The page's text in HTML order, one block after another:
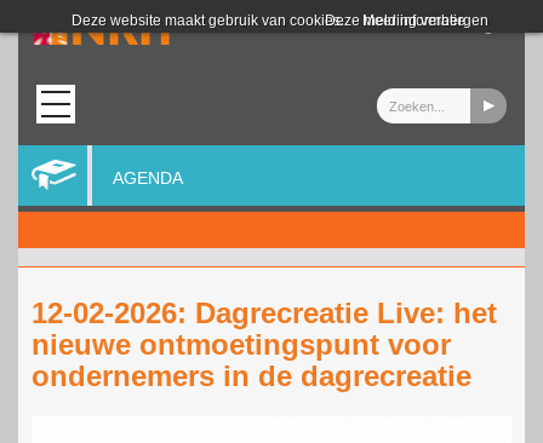
Deze website maakt gebruik van cookies. Meer informatie
Deze melding verbergen
Login
AGENDA
12-02-2026: Dagrecreatie Live: het
nieuwe ontmoetingspunt voor
ondernemers in de dagrecreatie